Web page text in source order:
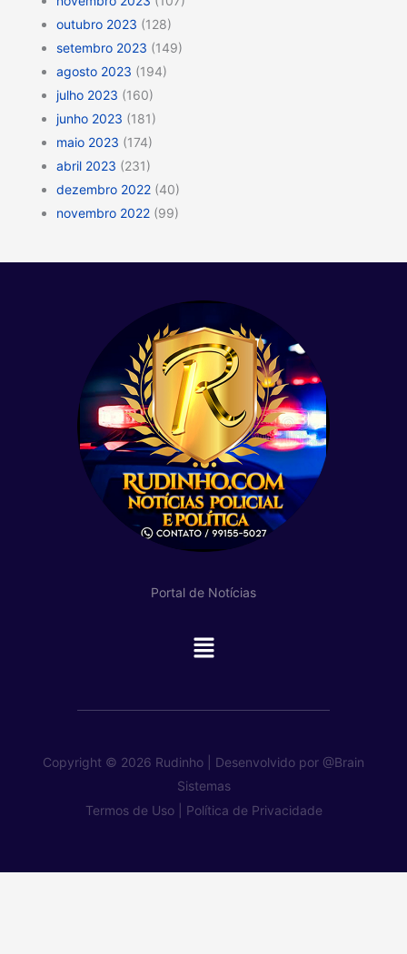
outubro 2023 (128)
setembro 2023 (149)
agosto 2023 (194)
julho 2023 (160)
junho 2023 (181)
maio 2023 (174)
abril 2023 (231)
dezembro 2022 (40)
novembro 2022 (99)
Portal de Notícias
Main
Copyright © 2026 Rudinho | Desenvolvido por @Brain
Sistemas
Termos de Uso |
Política de Privacidade